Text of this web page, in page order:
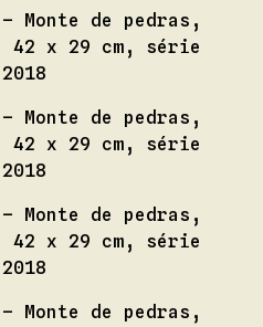
Monte de pedras,
42 x 29 cm, série
Monte de pedras,
42 x 29 cm, série
Monte de pedras,
42 x 29 cm, série
Monte de pedras,